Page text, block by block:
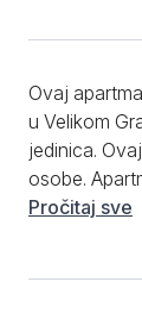
Ovaj
u Velikom
jedinica.
osobe.
jedan krevet
Pročitaj sve